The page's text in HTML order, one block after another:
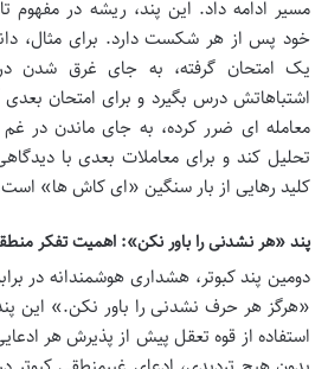
مسیر ادامه داد. این پند، ریشه در مفهوم
خود پس از هر شکست دارد. برای مثال،
یک امتحان گرفته، به جای غرق شدن
اشتباهاتش درس بگیرد و برای امتحان بعدی
معامله ای ضرر کرده، به جای ماندن در
تحلیل کند و برای معاملات بعدی با
کلید رهایی از بار سنگین «ای کاش ها»
پند «هر نشدنی را باور نکن»: اهمیت تفکر
دومین پند کبوتر، هشداری هوشمندانه در
«هرگز هر حرف نشدنی را باور نکن.» این
استفاده از قوه تعقل پیش از پذیرش هر